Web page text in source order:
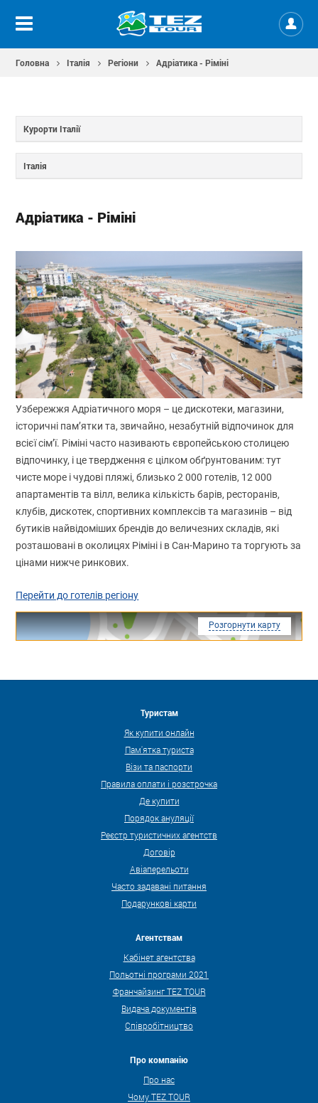
Головна Італія Регіони Адріатика - Ріміні
Курорти Італії
Італія
Адріатика - Ріміні
Узбережжя Адріатичного моря – це дискотеки, магазини,
історичні пам’ятки та, звичайно, незабутній відпочинок для
всієї сім’ї. Ріміні часто називають європейською столицею
відпочинку, і це твердження є цілком обґрунтованим: тут
чисте море і чудові пляжі, близько 2 000 готелів, 12 000
апартаментів та вілл, велика кількість барів, ресторанів,
клубів, дискотек, спортивних комплексів та магазинів – від
бутиків найвідоміших брендів до величезних складів, які
розташовані в околицях Ріміні і в Сан-Марино та торгують за
цінами нижче ринкових.
Перейти до готелів регіону
Розгорнути карту
Туристам
Як купити онлайн
Пам'ятка туриста
Візи та паспорти
Правила оплати і розстрочка
Де купити
Порядок ануляції
Реєстр туристичних агентств
Договір
Авіаперельоти
Часто задавані питання
Подарункові карти
Агентствам
Кабінет агентства
Польотні програми 2021
Франчайзинг TEZ TOUR
Видача документів
Співробітництво
Про компанію
Про нас
Чому TEZ TOUR